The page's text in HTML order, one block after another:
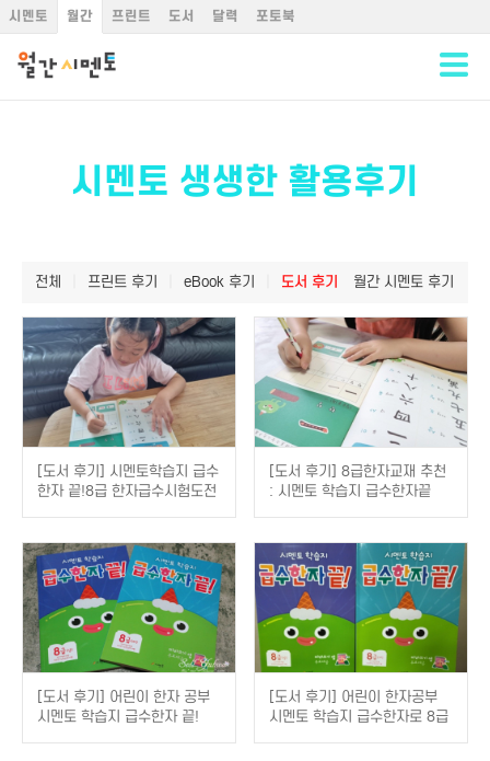
시멘토 월간 프린트 도서 달력 포토북
시멘토 생생한 활용후기
전체 프린트 후기 eBook 후기 도서 후기 월간 시멘토 후기
[도서 후기] 시멘토학습지 급수
한자 끝!8급 한자급수시험도전
[도서 후기] 8급한자교재 추천
: 시멘토 학습지 급수한자끝
[도서 후기] 어린이 한자 공부
시멘토 학습지 급수한자 끝!
[도서 후기] 어린이 한자공부
시멘토 학습지 급수한자로 8급